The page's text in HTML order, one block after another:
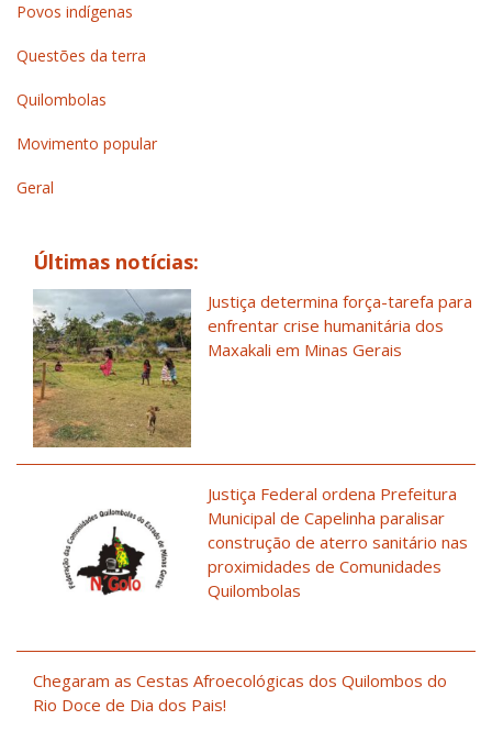
Povos indígenas
Questões da terra
Quilombolas
Movimento popular
Geral
Últimas notícias:
Justiça determina força-tarefa para
enfrentar crise humanitária dos
Maxakali em Minas Gerais
Justiça Federal ordena Prefeitura
Municipal de Capelinha paralisar
construção de aterro sanitário nas
proximidades de Comunidades
Quilombolas
Chegaram as Cestas Afroecológicas dos Quilombos do
Rio Doce de Dia dos Pais!